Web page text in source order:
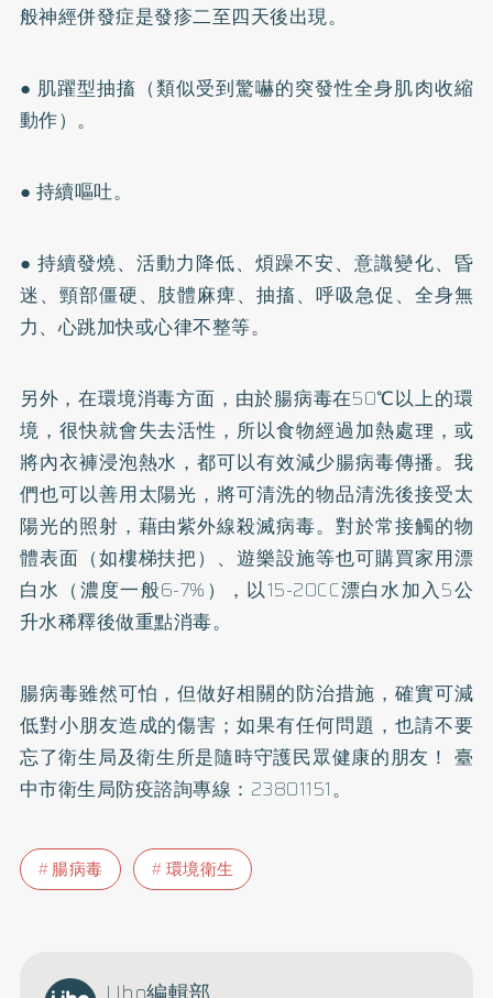
般神經併發症是發疹二至四天後出現。
● 肌躍型抽搐（類似受到驚嚇的突發性全身肌肉收縮
動作）。
● 持續嘔吐。
● 持續發燒、活動力降低、煩躁不安、意識變化、昏
迷、頸部僵硬、肢體麻痺、抽搐、呼吸急促、全身無
力、心跳加快或心律不整等。
另外，在環境消毒方面，由於腸病毒在50℃以上的環
境，很快就會失去活性，所以食物經過加熱處理，或
將內衣褲浸泡熱水，都可以有效減少腸病毒傳播。我
們也可以善用太陽光，將可清洗的物品清洗後接受太
陽光的照射，藉由紫外線殺滅病毒。對於常接觸的物
體表面（如樓梯扶把）、遊樂設施等也可購買家用漂
白水（濃度一般6-7%），以15-20CC漂白水加入5公
升水稀釋後做重點消毒。
腸病毒雖然可怕，但做好相關的防治措施，確實可減
低對小朋友造成的傷害；如果有任何問題，也請不要
忘了衛生局及衛生所是隨時守護民眾健康的朋友！ 臺
中市衛生局防疫諮詢專線：23801151。
腸病毒 環境衛生